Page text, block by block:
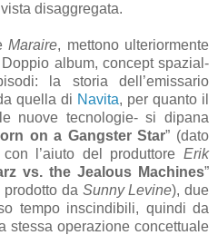
disaggregata.
Maraire, mettono ulteriormente
album, concept spazial-
la storia dell’emissario
quella di Navita, per quanto il
nuove tecnologie- si dipana
on a Gangster Star” (dato
l’aiuto del produttore Erik
vs. the Jealous Machines”
da Sunny Levine), due
tempo inscindibili, quindi da
stessa operazione concettuale